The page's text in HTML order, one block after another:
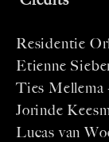
Residentie
Etienne
Ties Mellema
Jorinde
Lucas van